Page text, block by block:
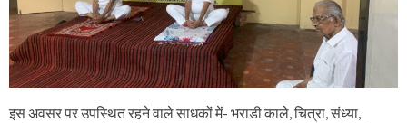
इस अवसर पर उपस्थित रहने वाले साधकों में- भराडी काले, चित्रा, संध्या,